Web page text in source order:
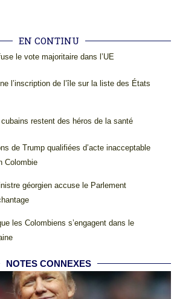
EN CONTINU
le vote majoritaire dans l’UE
l’inscription de l’île sur la liste des États
restent des héros de la santé
de Trump qualifiées d’acte inacceptable
Colombie
géorgien accuse le Parlement
les Colombiens s’engagent dans le
NOTES CONNEXES